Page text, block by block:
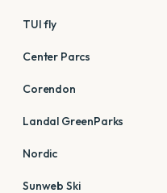
TUI fly
Center Parcs
Corendon
Landal GreenParks
Nordic
Sunweb Ski